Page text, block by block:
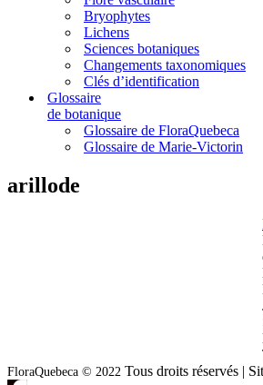
Bryophytes
Lichens
Sciences botaniques
Changements taxonomiques
Clés d’identification
Glossaire
de botanique
Glossaire de FloraQuebeca
Glossaire de Marie-Victorin
arillode
FloraQuebeca © 2022 Tous droits réservés |